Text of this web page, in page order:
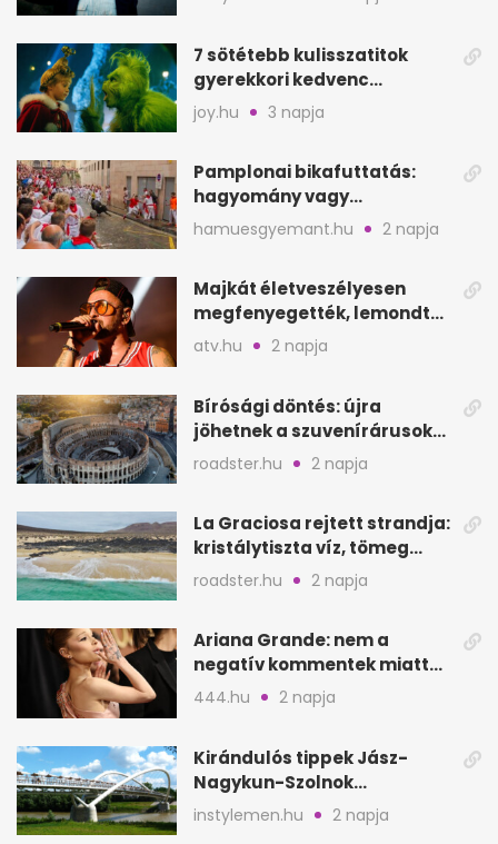
7 sötétebb kulisszatitok
gyerekkori kedvenc
filmjeinkről a Joy szerint
joy.hu 3 napja
Pamplonai bikafuttatás:
hagyomány vagy
értelmetlen vérontás?
hamuesgyemant.hu 2 napja
Majkát életveszélyesen
megfenyegették, lemondta
a sepsiszentgyörgyi
atv.hu 2 napja
Bírósági döntés: újra
jöhetnek a szuvenírárusok
Európa ikonikus helyére
roadster.hu 2 napja
La Graciosa rejtett strandja:
kristálytiszta víz, tömeg
nélkül
roadster.hu 2 napja
Ariana Grande: nem a
negatív kommentek miatt
vonul vissza
444.hu 2 napja
Kirándulós tippek Jász-
Nagykun-Szolnok
megyében: 6 kihagyhatatlan
hely
instylemen.hu 2 napja